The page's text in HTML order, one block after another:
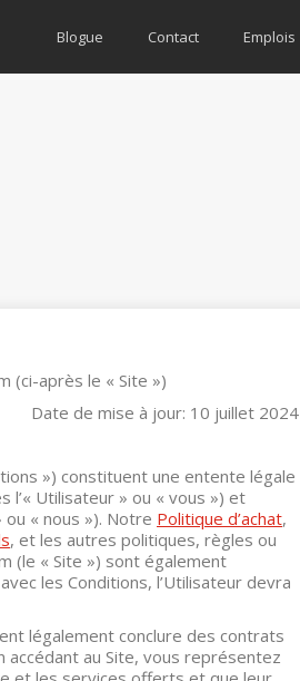
Blogue Contact Emplois
(ci-après le « Site »)
Date de mise à jour: 10 juillet 2024
») constituent une entente légale
l’« Utilisateur » ou « vous ») et
« nous »). Notre Politique d’achat,
, et les autres politiques, règles ou
(le « Site ») sont également
les Conditions, l’Utilisateur devra
légalement conclure des contrats
accédant au Site, vous représentez